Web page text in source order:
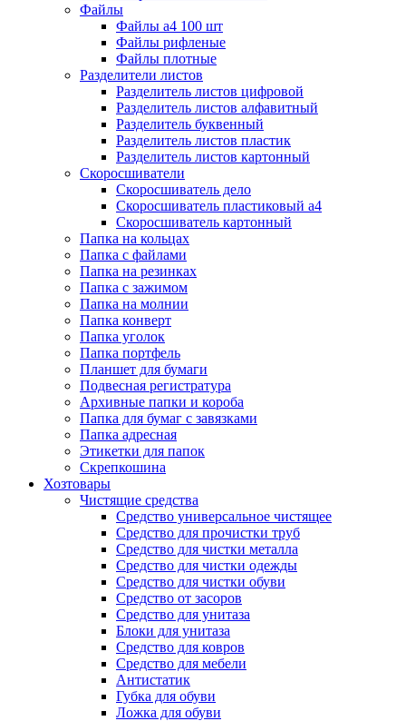
Файлы
Файлы а4 100 шт
Файлы рифленые
Файлы плотные
Разделители листов
Разделитель листов цифровой
Разделитель листов алфавитный
Разделитель буквенный
Разделитель листов пластик
Разделитель листов картонный
Скоросшиватели
Скоросшиватель дело
Скоросшиватель пластиковый а4
Скоросшиватель картонный
Папка на кольцах
Папка с файлами
Папка на резинках
Папка с зажимом
Папка на молнии
Папка конверт
Папка уголок
Папка портфель
Планшет для бумаги
Подвесная регистратура
Архивные папки и короба
Папка для бумаг с завязками
Папка адресная
Этикетки для папок
Скрепкошина
Хозтовары
Чистящие средства
Средство универсальное чистящее
Средство для прочистки труб
Средство для чистки металла
Средство для чистки одежды
Средство для чистки обуви
Средство от засоров
Средство для унитаза
Блоки для унитаза
Средство для ковров
Средство для мебели
Антистатик
Губка для обуви
Ложка для обуви